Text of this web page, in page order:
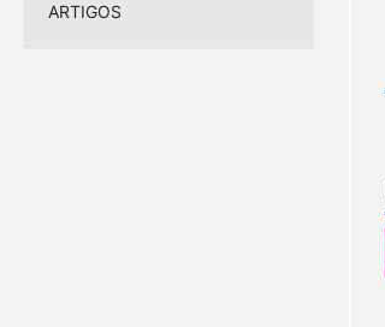
ARTIGOS